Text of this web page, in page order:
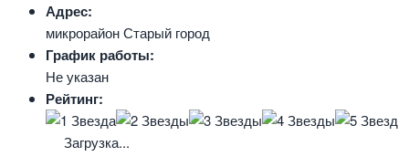
Адрес:
микрорайон Старый город
График работы:
Не указан
Рейтинг:
Загрузка...